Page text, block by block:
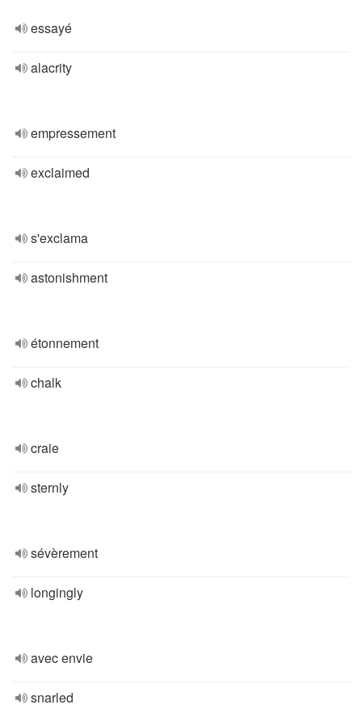
essayé
alacrity
empressement
exclaimed
s'exclama
astonishment
étonnement
chalk
craie
sternly
sévèrement
longingly
avec envie
snarled